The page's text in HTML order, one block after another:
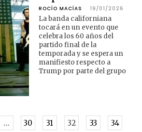
ROCÍO MACÍAS 19/01/2026
La banda californiana
tocará en un evento que
celebra los 60 años del
partido final de la
temporada y se espera un
manifiesto respecto a
Trump por parte del grupo
… 30 31 32 33
34